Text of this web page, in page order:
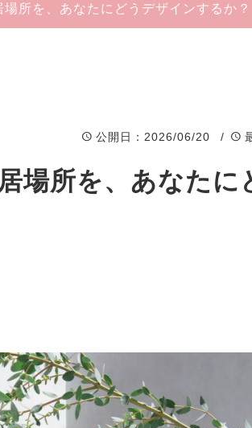
Cleansing
− PharMg+
場所を、あなたにどうデザインするか？
公開日 ：2026/06/20 /
場所を、あなたに